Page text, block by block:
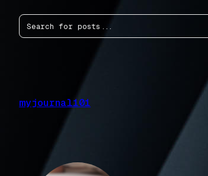
検
索
myjournal101